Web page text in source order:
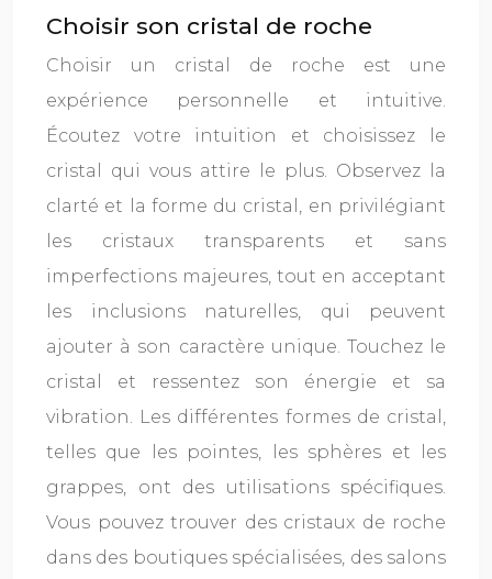
Choisir son cristal de roche
Choisir un cristal de roche est une
expérience personnelle et intuitive.
Écoutez votre intuition et choisissez le
cristal qui vous attire le plus. Observez la
clarté et la forme du cristal, en privilégiant
les cristaux transparents et sans
imperfections majeures, tout en acceptant
les inclusions naturelles, qui peuvent
ajouter à son caractère unique. Touchez le
cristal et ressentez son énergie et sa
vibration. Les différentes formes de cristal,
telles que les pointes, les sphères et les
grappes, ont des utilisations spécifiques.
Vous pouvez trouver des cristaux de roche
dans des boutiques spécialisées, des salons